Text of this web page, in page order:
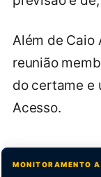
Além de Caio
reunião
do certame e
Acesso.
MONITORAMENTO